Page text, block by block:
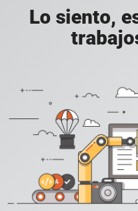
Lo siento,